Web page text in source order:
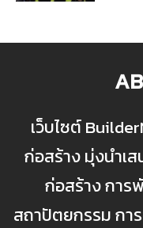
เว็บไซต์
ก่อสร้าง มุ่งนำเ
ก่อสร้าง กา
สถาปัตยกรรม ก